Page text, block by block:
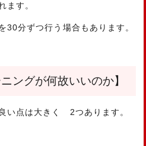
ます。
30分ずつ行う場合もあります。
ングが何故いいのか】
い点は大きく 2つあります。